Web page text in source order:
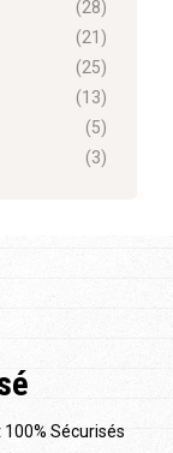
(28)
(21)
(25)
(13)
(5)
(3)
Sécurisés